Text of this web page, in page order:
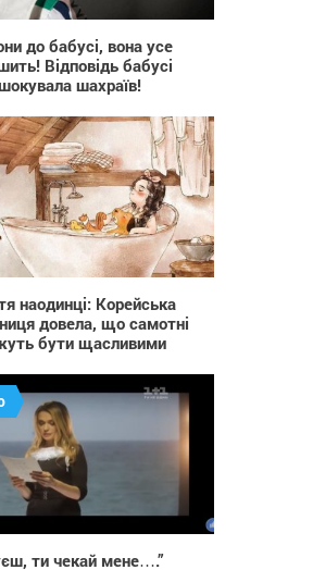
до бабусі, вона усе
Відповідь бабусі
шахраїв!
21 737
наодинці: Корейська
довела, що самотні
бути щасливими
ти чекай мене….”